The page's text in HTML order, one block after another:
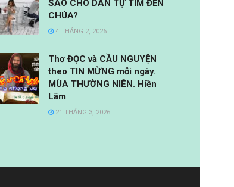
SAO CHO DÂN TỰ TÌM ĐẾN
CHÚA?
4 THÁNG 2, 2026
Thơ ĐỌC và CẦU NGUYỆN
theo TIN MỪNG mỗi ngày.
MÙA THƯỜNG NIÊN. Hiền
Lâm
21 THÁNG 3, 2026